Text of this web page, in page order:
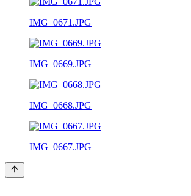
IMG_0671.JPG
IMG_0669.JPG
IMG_0668.JPG
IMG_0667.JPG